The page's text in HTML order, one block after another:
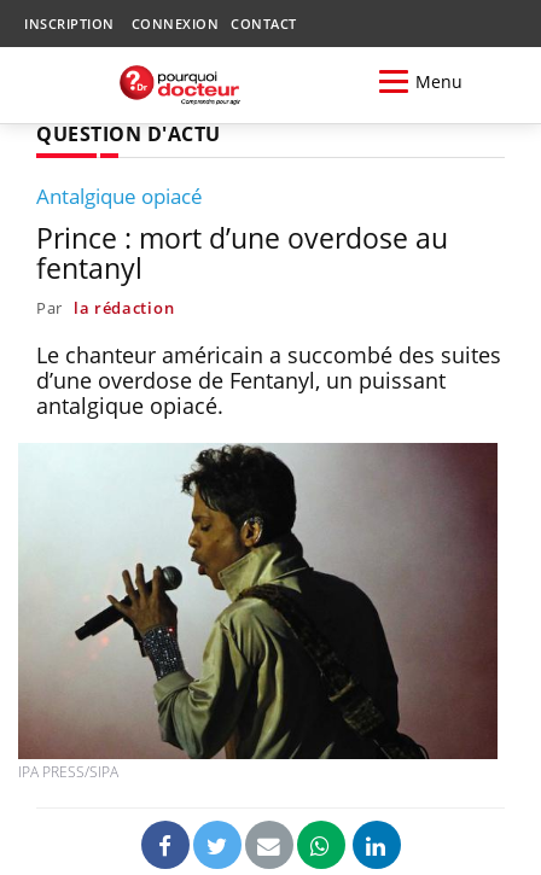
INSCRIPTION CONNEXION CONTACT
Menu
QUESTION D'ACTU
Antalgique opiacé
Prince : mort d’une overdose au
fentanyl
Par la rédaction
Le chanteur américain a succombé des suites
d’une overdose de Fentanyl, un puissant
antalgique opiacé.
IPA PRESS/SIPA